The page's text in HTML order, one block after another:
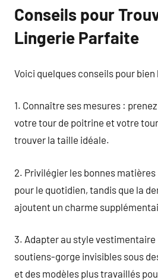
Conseils pour
Lingerie Parfaite
Voici quelques conseils pour
1. Connaître ses mesures :
votre tour de poitrine et votre
trouver la taille idéale.
2. Privilégier les bonnes
pour le quotidien, tandis que la
ajoutent un charme
3. Adapter au style vestimentaire
soutiens-gorge invisibles sous
et des modèles plus travaillés